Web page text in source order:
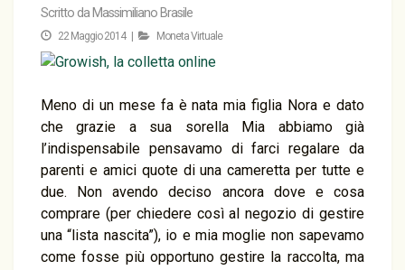
Scritto da Massimiliano Brasile
22 Maggio 2014 | Moneta Virtuale
Meno di un mese fa è nata mia figlia Nora e dato
che grazie a sua sorella Mia abbiamo già
l’indispensabile pensavamo di farci regalare da
parenti e amici quote di una cameretta per tutte e
due. Non avendo deciso ancora dove e cosa
comprare (per chiedere così al negozio di gestire
una “lista nascita”), io e mia moglie non sapevamo
come fosse più opportuno gestire la raccolta, ma